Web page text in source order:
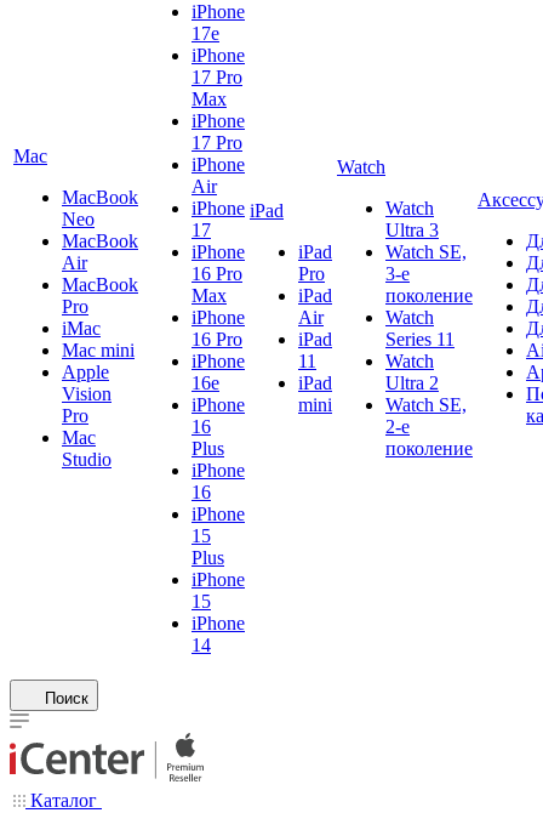
Mac
MacBook
Neo
MacBook
Air
MacBook
Pro
iMac
Mac mini
Apple
Vision
Pro
Mac
Studio
iPhone
17e
iPhone
17 Pro
Max
iPhone
17 Pro
iPhone
Air
iPhone
17
iPhone
16 Pro
Max
iPhone
16 Pro
iPhone
16e
iPhone
16
Plus
iPhone
16
iPhone
15
Plus
iPhone
15
iPhone
14
iPad
iPad
Pro
iPad
Air
iPad
11
iPad
mini
Watch
Watch
Ultra 3
Watch SE,
3-е
поколение
Watch
Series 11
Watch
Ultra 2
Watch SE,
2-е
поколение
Поиск
Каталог